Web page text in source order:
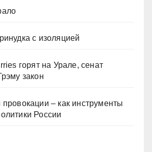
с изоляцией
горят на Урале, сенат
закон
– как инструменты
России